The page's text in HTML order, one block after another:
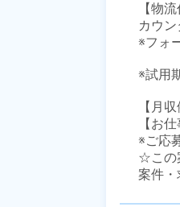
【物流
カウ
※フォ
※試用
【月
【お
※ご応
☆この
案件・